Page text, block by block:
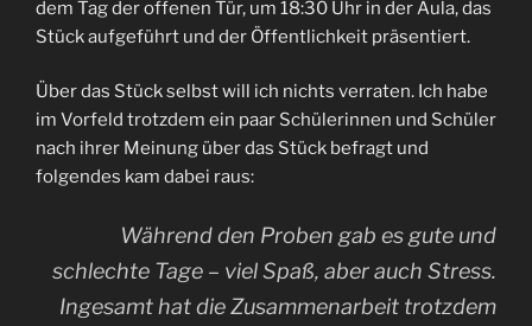
dem Tag der offenen Tür, um 18:30 Uhr in der Aula, das
Stück aufgeführt und der Öffentlichkeit präsentiert.
Über das Stück selbst will ich nichts verraten. Ich habe
im Vorfeld trotzdem ein paar Schülerinnen und Schüler
nach ihrer Meinung über das Stück befragt und
folgendes kam dabei raus:
Während den Proben gab es gute und
schlechte Tage – viel Spaß, aber auch Stress.
Ingesamt hat die Zusammenarbeit trotzdem